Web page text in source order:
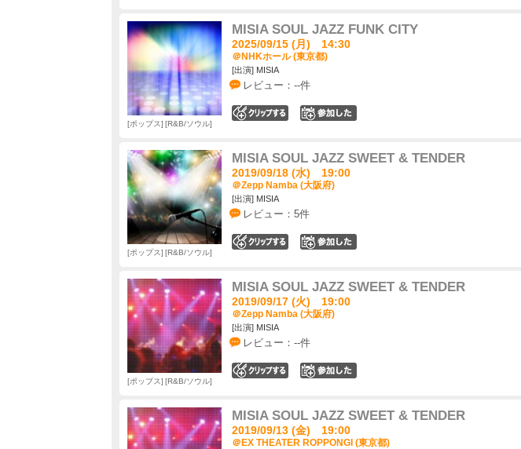
MISIA SOUL JAZZ FUNK CITY
2025/09/15 (月) 14:30
＠NHKホール (東京都)
[出演] MISIA
レビュー：--件
ポップス R&B/ソウル
MISIA SOUL JAZZ SWEET & TENDER
2019/09/18 (水) 19:00
＠Zepp Namba (大阪府)
[出演] MISIA
レビュー：5件
ポップス R&B/ソウル
MISIA SOUL JAZZ SWEET & TENDER
2019/09/17 (火) 19:00
＠Zepp Namba (大阪府)
[出演] MISIA
レビュー：--件
ポップス R&B/ソウル
MISIA SOUL JAZZ SWEET & TENDER
2019/09/13 (金) 19:00
＠EX THEATER ROPPONGI (東京都)